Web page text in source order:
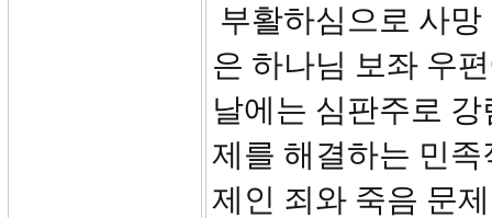
부활하심으로 사
은 하나님 보좌 우
날에는 심판주로
제를 해결하는 민
제인 죄와 죽음 문